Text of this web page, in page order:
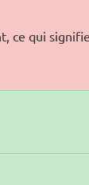
ce qui